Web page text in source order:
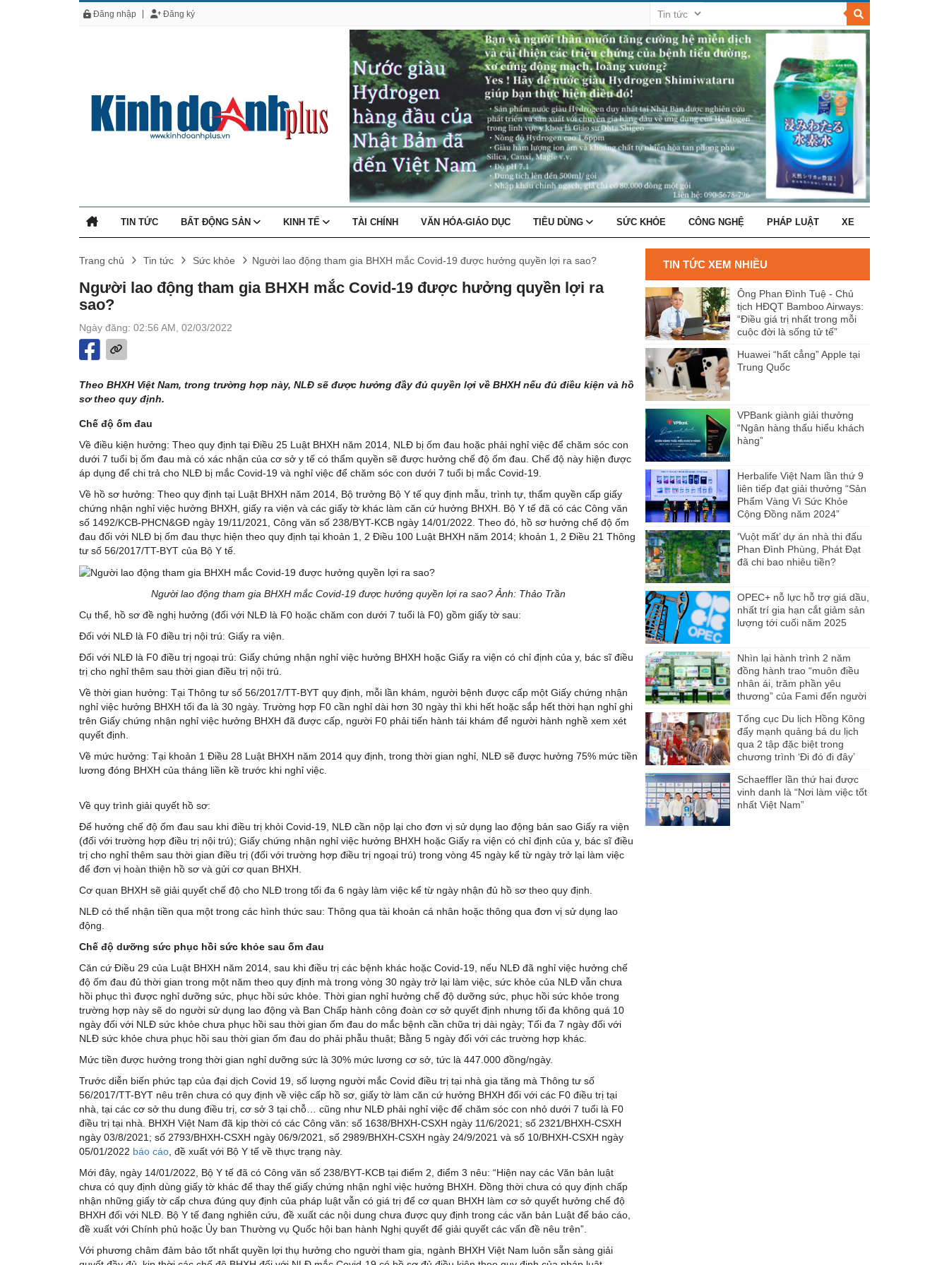
Đăng nhập Đăng ký
TIN TỨC BẤT ĐỘNG SẢN KINH TẾ TÀI CHÍNH VĂN HÓA-GIÁO DỤC TIÊU DÙNG SỨC KHỎE CÔNG NGHỆ PHÁP LUẬT XE
Trang chủ Tin tức Sức khỏe Người lao động tham gia BHXH mắc Covid-19 được hưởng quyền lợi ra sao?
Người lao động tham gia BHXH mắc Covid-19 được hưởng quyền lợi ra
sao?
Ngày đăng: 02:56 AM, 02/03/2022
Theo BHXH Việt Nam, trong trường hợp này, NLĐ sẽ được hưởng đầy đủ quyền lợi về BHXH nếu đủ điều kiện và hồ
sơ theo quy định.
Chế độ ốm đau
Về điều kiện hưởng: Theo quy định tại Điều 25 Luật BHXH năm 2014, NLĐ bị ốm đau hoặc phải nghỉ việc để chăm sóc con
dưới 7 tuổi bị ốm đau mà có xác nhận của cơ sở y tế có thẩm quyền sẽ được hưởng chế độ ốm đau. Chế độ này hiện được
áp dụng để chi trả cho NLĐ bị mắc Covid-19 và nghỉ việc để chăm sóc con dưới 7 tuổi bị mắc Covid-19.
Về hồ sơ hưởng: Theo quy định tại Luật BHXH năm 2014, Bộ trưởng Bộ Y tế quy định mẫu, trình tự, thẩm quyền cấp giấy
chứng nhận nghỉ việc hưởng BHXH, giấy ra viện và các giấy tờ khác làm căn cứ hưởng BHXH. Bộ Y tế đã có các Công văn
số 1492/KCB-PHCN&GĐ ngày 19/11/2021, Công văn số 238/BYT-KCB ngày 14/01/2022. Theo đó, hồ sơ hưởng chế độ ốm
đau đối với NLĐ bị ốm đau thực hiện theo quy định tại khoản 1, 2 Điều 100 Luật BHXH năm 2014; khoản 1, 2 Điều 21 Thông
tư số 56/2017/TT-BYT của Bộ Y tế.
Người lao động tham gia BHXH mắc Covid-19 được hưởng quyền lợi ra sao? Ảnh: Thảo Trần
Cụ thể, hồ sơ đề nghị hưởng (đối với NLĐ là F0 hoặc chăm con dưới 7 tuổi là F0) gồm giấy tờ sau:
Đối với NLĐ là F0 điều trị nội trú: Giấy ra viện.
Đối với NLĐ là F0 điều trị ngoại trú: Giấy chứng nhận nghỉ việc hưởng BHXH hoặc Giấy ra viện có chỉ định của y, bác sĩ điều
trị cho nghỉ thêm sau thời gian điều trị nội trú.
Về thời gian hưởng: Tại Thông tư số 56/2017/TT-BYT quy định, mỗi lần khám, người bệnh được cấp một Giấy chứng nhận
nghỉ việc hưởng BHXH tối đa là 30 ngày. Trường hợp F0 cần nghỉ dài hơn 30 ngày thì khi hết hoặc sắp hết thời hạn nghỉ ghi
trên Giấy chứng nhận nghỉ việc hưởng BHXH đã được cấp, người F0 phải tiến hành tái khám để người hành nghề xem xét
quyết định.
Về mức hưởng: Tại khoản 1 Điều 28 Luật BHXH năm 2014 quy định, trong thời gian nghỉ, NLĐ sẽ được hưởng 75% mức tiền
lương đóng BHXH của tháng liền kề trước khi nghỉ việc.
Về quy trình giải quyết hồ sơ:
Để hưởng chế độ ốm đau sau khi điều trị khỏi Covid-19, NLĐ cần nộp lại cho đơn vị sử dụng lao động bản sao Giấy ra viện
(đối với trường hợp điều trị nội trú); Giấy chứng nhận nghỉ việc hưởng BHXH hoặc Giấy ra viện có chỉ định của y, bác sĩ điều
trị cho nghỉ thêm sau thời gian điều trị (đối với trường hợp điều trị ngoại trú) trong vòng 45 ngày kể từ ngày trở lại làm việc
để đơn vị hoàn thiện hồ sơ và gửi cơ quan BHXH.
Cơ quan BHXH sẽ giải quyết chế độ cho NLĐ trong tối đa 6 ngày làm việc kể từ ngày nhận đủ hồ sơ theo quy định.
NLĐ có thể nhận tiền qua một trong các hình thức sau: Thông qua tài khoản cá nhân hoặc thông qua đơn vị sử dụng lao
động.
Chế độ dưỡng sức phục hồi sức khỏe sau ốm đau
Căn cứ Điều 29 của Luật BHXH năm 2014, sau khi điều trị các bệnh khác hoặc Covid-19, nếu NLĐ đã nghỉ việc hưởng chế
độ ốm đau đủ thời gian trong một năm theo quy định mà trong vòng 30 ngày trở lại làm việc, sức khỏe của NLĐ vẫn chưa
hồi phục thì được nghỉ dưỡng sức, phục hồi sức khỏe. Thời gian nghỉ hưởng chế độ dưỡng sức, phục hồi sức khỏe trong
trường hợp này sẽ do người sử dụng lao động và Ban Chấp hành công đoàn cơ sở quyết định nhưng tối đa không quá 10
ngày đối với NLĐ sức khỏe chưa phục hồi sau thời gian ốm đau do mắc bệnh cần chữa trị dài ngày; Tối đa 7 ngày đối với
NLĐ sức khỏe chưa phục hồi sau thời gian ốm đau do phải phẫu thuật; Bằng 5 ngày đối với các trường hợp khác.
Mức tiền được hưởng trong thời gian nghỉ dưỡng sức là 30% mức lương cơ sở, tức là 447.000 đồng/ngày.
Trước diễn biến phức tạp của đại dịch Covid 19, số lượng người mắc Covid điều trị tại nhà gia tăng mà Thông tư số
56/2017/TT-BYT nêu trên chưa có quy định về việc cấp hồ sơ, giấy tờ làm căn cứ hưởng BHXH đối với các F0 điều trị tại
nhà, tại các cơ sở thu dung điều trị, cơ sở 3 tại chỗ… cũng như NLĐ phải nghỉ việc để chăm sóc con nhỏ dưới 7 tuổi là F0
điều trị tại nhà. BHXH Việt Nam đã kịp thời có các Công văn: số 1638/BHXH-CSXH ngày 11/6/2021; số 2321/BHXH-CSXH
ngày 03/8/2021; số 2793/BHXH-CSXH ngày 06/9/2021, số 2989/BHXH-CSXH ngày 24/9/2021 và số 10/BHXH-CSXH ngày
05/01/2022 báo cáo, đề xuất với Bộ Y tế về thực trạng này.
Mới đây, ngày 14/01/2022, Bộ Y tế đã có Công văn số 238/BYT-KCB tại điểm 2, điểm 3 nêu: “Hiện nay các Văn bản luật
chưa có quy định dùng giấy tờ khác để thay thế giấy chứng nhận nghỉ việc hưởng BHXH. Đồng thời chưa có quy định chấp
nhận những giấy tờ cấp chưa đúng quy định của pháp luật vẫn có giá trị để cơ quan BHXH làm cơ sở quyết hưởng chế độ
BHXH đối với NLĐ. Bộ Y tế đang nghiên cứu, đề xuất các nội dung chưa được quy định trong các văn bản Luật để báo cáo,
đề xuất với Chính phủ hoặc Ủy ban Thường vụ Quốc hội ban hành Nghị quyết để giải quyết các vấn đề nêu trên”.
Với phương châm đảm bảo tốt nhất quyền lợi thụ hưởng cho người tham gia, ngành BHXH Việt Nam luôn sẵn sàng giải
TIN TỨC XEM NHIỀU
Ông Phan Đình Tuệ - Chủ
tịch HĐQT Bamboo Airways:
“Điều giá trị nhất trong mỗi
cuộc đời là sống tử tế”
Huawei “hất cẳng” Apple tại
Trung Quốc
VPBank giành giải thưởng
“Ngân hàng thấu hiểu khách
hàng”
Herbalife Việt Nam lần thứ 9
liên tiếp đạt giải thưởng “Sản
Phẩm Vàng Vì Sức Khỏe
Cộng Đồng năm 2024”
‘Vuột mất’ dự án nhà thi đấu
Phan Đình Phùng, Phát Đạt
đã chi bao nhiêu tiền?
OPEC+ nỗ lực hỗ trợ giá dầu,
nhất trí gia hạn cắt giảm sản
lượng tới cuối năm 2025
Nhìn lại hành trình 2 năm
đồng hành trao “muôn điều
nhân ái, trăm phần yêu
thương” của Fami đến người
Tổng cục Du lịch Hồng Kông
đẩy mạnh quảng bá du lịch
qua 2 tập đặc biệt trong
chương trình ‘Đi đó đi đây’
Schaeffler lần thứ hai được
vinh danh là “Nơi làm việc tốt
nhất Việt Nam”